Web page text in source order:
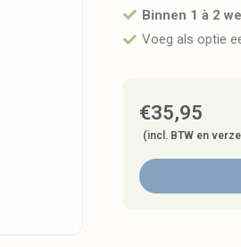
Binnen 1 à 2
Voeg als optie
€35,95
(incl. BTW en